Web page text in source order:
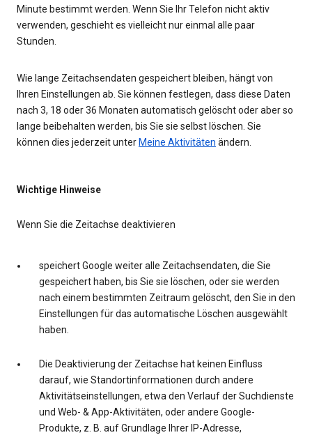
Minute bestimmt werden. Wenn Sie Ihr Telefon nicht aktiv
verwenden, geschieht es vielleicht nur einmal alle paar
Stunden.
Wie lange Zeitachsendaten gespeichert bleiben, hängt von
Ihren Einstellungen ab. Sie können festlegen, dass diese Daten
nach 3, 18 oder 36 Monaten automatisch gelöscht oder aber so
lange beibehalten werden, bis Sie sie selbst löschen. Sie
können dies jederzeit unter Meine Aktivitäten ändern.
Wichtige Hinweise
Wenn Sie die Zeitachse deaktivieren
speichert Google weiter alle Zeitachsendaten, die Sie
gespeichert haben, bis Sie sie löschen, oder sie werden
nach einem bestimmten Zeitraum gelöscht, den Sie in den
Einstellungen für das automatische Löschen ausgewählt
haben.
Die Deaktivierung der Zeitachse hat keinen Einfluss
darauf, wie Standortinformationen durch andere
Aktivitätseinstellungen, etwa den Verlauf der Suchdienste
und Web- & App-Aktivitäten, oder andere Google-
Produkte, z. B. auf Grundlage Ihrer IP-Adresse,